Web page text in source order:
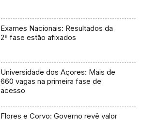
Exames Nacionais: Resultados da
2ª fase estão afixados
Universidade dos Açores: Mais de
660 vagas na primeira fase de
acesso
Flores e Corvo: Governo revê valor